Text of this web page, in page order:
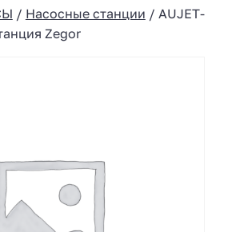
/ Насосные станции / AUJET-
Zegor